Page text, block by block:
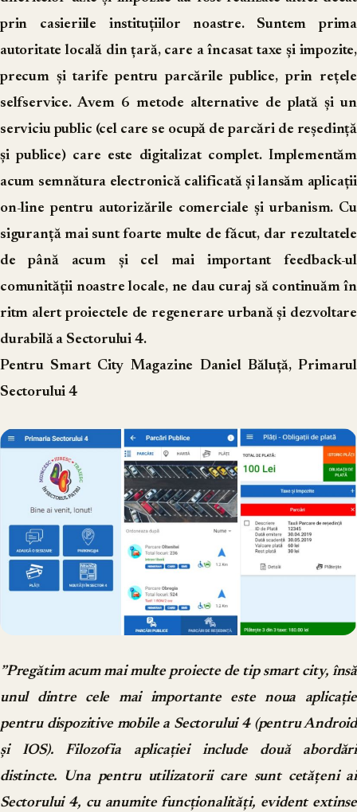
prin casieriile instituțiilor noastre. Suntem prima
autoritate locală din țară, care a încasat taxe și impozite,
precum și tarife pentru parcările publice, prin rețele
selfservice. Avem 6 metode alternative de plată și un
serviciu public (cel care se ocupă de parcări de reședință
și publice) care este digitalizat complet. Implementăm
acum semnătura electronică calificată și lansăm aplicații
on-line pentru autorizările comerciale și urbanism. Cu
siguranță mai sunt foarte multe de făcut, dar rezultatele
de până acum și cel mai important feedback-ul
comunității noastre locale, ne dau curaj să continuăm în
ritm alert proiectele de regenerare urbană și dezvoltare
durabilă a Sectorului 4.
Pentru Smart City Magazine Daniel Băluță, Primarul
Sectorului 4
”Pregătim acum mai multe proiecte de tip smart city, însă
unul dintre cele mai importante este noua aplicație
pentru dispozitive mobile a Sectorului 4 (pentru Android
și IOS). Filozofia aplicației include două abordări
distincte. Una pentru utilizatorii care sunt cetățeni ai
Sectorului 4, cu anumite funcționalități, evident extinse